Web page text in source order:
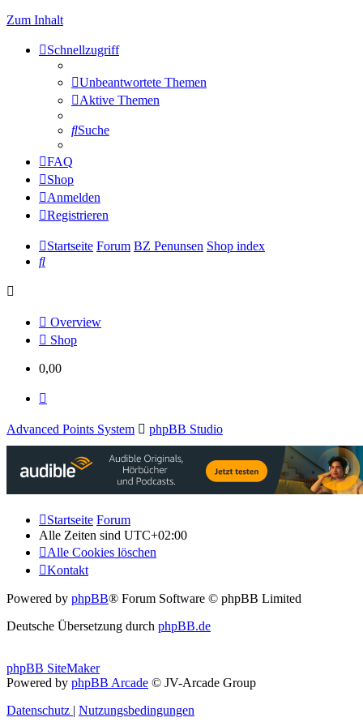
Zum Inhalt
Schnellzugriff
Unbeantwortete Themen
Aktive Themen
Suche
FAQ
Shop
Anmelden
Registrieren
Startseite Forum BZ Penunsen Shop index
Suche
Overview
Shop
0,00
Advanced Points System
phpBB Studio
Startseite Forum
Alle Zeiten sind UTC+02:00
Alle Cookies löschen
Kontakt
Powered by phpBB® Forum Software © phpBB Limited
Deutsche Übersetzung durch phpBB.de
phpBB SiteMaker
Powered by phpBB Arcade © JV-Arcade Group
Datenschutz | Nutzungsbedingungen